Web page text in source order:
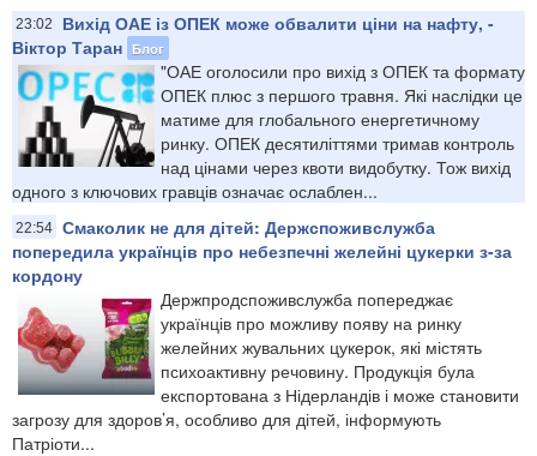
23:02
Вихід ОАЕ із ОПЕК може обвалити ціни на нафту, -
Віктор Таран Блог
"ОАЕ оголосили про вихід з ОПЕК та формату
ОПЕК плюс з першого травня. Які наслідки це
матиме для глобального енергетичному
ринку. ОПЕК десятиліттями тримав контроль
над цінами через квоти видобутку. Тож вихід
одного з ключових гравців означає ослаблен...
22:54 Смаколик не для дітей: Держспоживслужба
попередила українців про небезпечні желейні цукерки з-за
кордону
Держпродспоживслужба попереджає
українців про можливу появу на ринку
желейних жувальних цукерок, які містять
психоактивну речовину. Продукція була
експортована з Нідерландів і може становити
загрозу для здоров’я, особливо для дітей, інформують
Патріоти...